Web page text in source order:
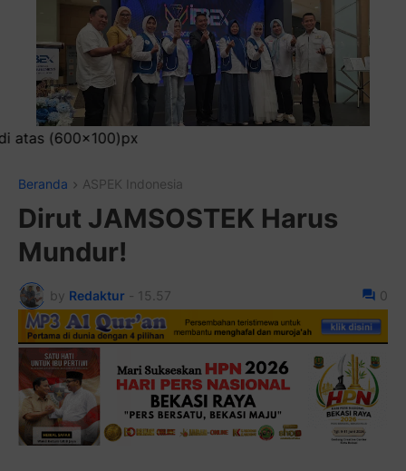
Beranda ASPEK Indonesia
Dirut JAMSOSTEK Harus
Mundur!
by Redaktur - 15.57 0